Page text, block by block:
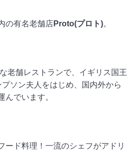
の有名老舗店Proto(プロト)。
老舗レストランで、イギリス国王
ソン夫人をはじめ、国内外から
んでいます。
ード料理！一流のシェフがアドリ